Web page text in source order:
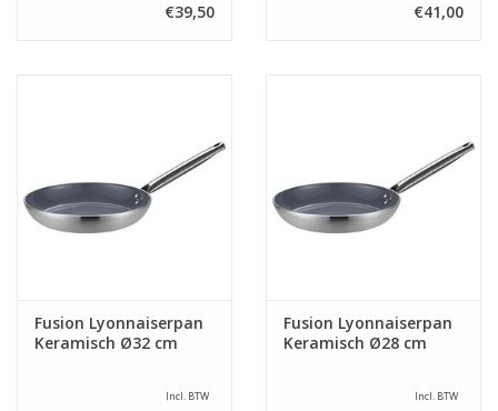
€39,50 €41,00
Fusion Lyonnaiserpan
Keramisch Ø32 cm
Incl. BTW
Fusion Lyonnaiserpan
Keramisch Ø28 cm
Incl. BTW